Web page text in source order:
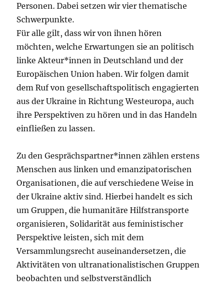
Personen. Dabei setzen wir vier thematische
Schwerpunkte.
Für alle gilt, dass wir von ihnen hören
möchten, welche Erwartungen sie an politisch
linke Akteur*innen in Deutschland und der
Europäischen Union haben. Wir folgen damit
dem Ruf von gesellschaftspolitisch engagierten
aus der Ukraine in Richtung Westeuropa, auch
ihre Perspektiven zu hören und in das Handeln
einfließen zu lassen.
Zu den Gesprächspartner*innen zählen erstens
Menschen aus linken und emanzipatorischen
Organisationen, die auf verschiedene Weise in
der Ukraine aktiv sind. Hierbei handelt es sich
um Gruppen, die humanitäre Hilfstransporte
organisieren, Solidarität aus feministischer
Perspektive leisten, sich mit dem
Versammlungsrecht auseinandersetzen, die
Aktivitäten von ultranationalistischen Gruppen
beobachten und selbstverständlich